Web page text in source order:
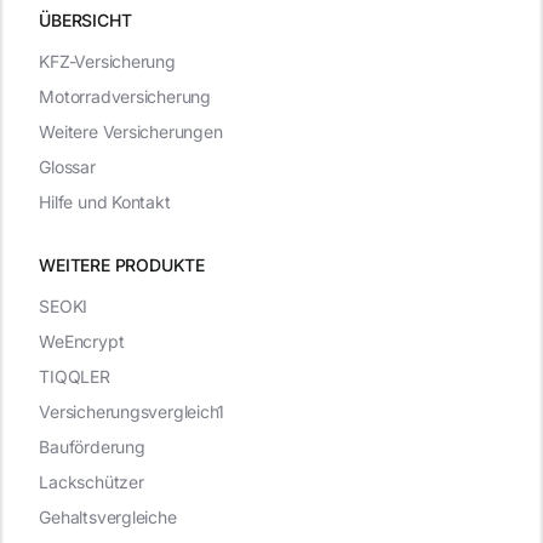
ÜBERSICHT
WEITERE PRODUKTE
KFZ-Versicherung
Motorradversicherung
Weitere Versicherungen
Glossar
Hilfe und Kontakt
SEOKI
WeEncrypt
TIQQLER
Versicherungsvergleich1
Bauförderung
Lackschützer
Gehaltsvergleiche